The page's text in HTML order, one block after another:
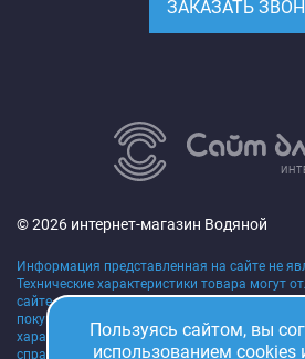
ЗАКАЗАТЬ
© 2026 интернет-магазин Водяной
Информация представленная на сайте не
Технические характеристики товара могут
сайте, уточняйте технические
покупки и оплаты. Вся информация на сайте
характеристиках, сроках поставки, ценах
справочный характер и ни при каких
Пользуясь сайтом, вы
использованием cookies